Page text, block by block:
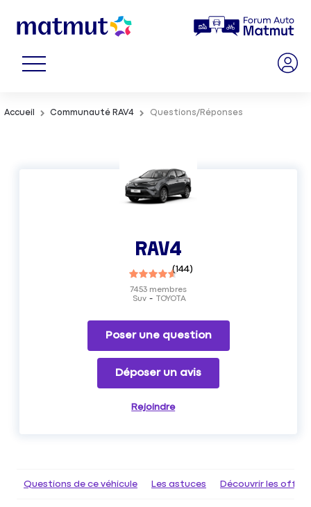
Accueil Communauté RAV4 Questions/Réponses
RAV4
(144)
Suv TOYOTA
7453 membres
Poser une question
Déposer un avis
Rejoindre
Questions de ce véhicule Les astuces Découvrir les